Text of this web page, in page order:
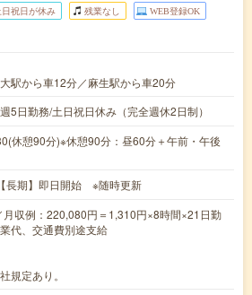
日祝日が休み 残業なし WEB登録OK
駅から車12分／麻生駅から車20分
5日勤務/土日祝日休み（完全週休2日制）
休憩90分)※休憩90分：昼60分＋午前・午後
長期】即日開始 ※随時更新
収例：220,080円＝1,310円×8時間×21日勤
代、交通費別途支給
規定あり。